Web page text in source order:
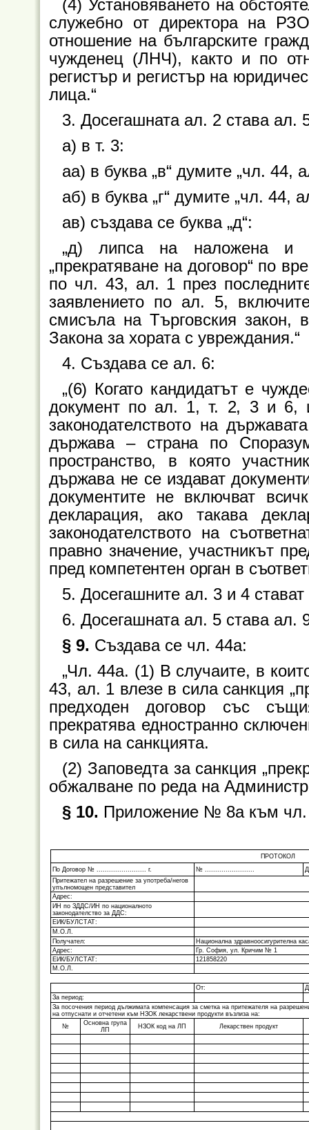
(4) Установяването на
служебно от директора на
отношение на българските
чужденец (ЛНЧ), както и по
регистър и регистър на
лица.“
3. Досегашната ал. 2 става ал.
а) в т. 3:
аа) в буква „в“ думите „чл. 44,
аб) в буква „г“ думите „чл. 44,
ав) създава се буква „д“:
„д) липса на наложена и
„прекратяване на договор“ по
по чл. 43, ал. 1 през
заявлението по ал. 5,
смисъла на Търговския закон,
Закона за хората с увреждания.“
4. Създава се ал. 6:
„(6) Когато кандидатът е
документ по ал. 1, т. 2, 3 и 6,
законодателството на
държава – страна по
пространство, в която
държава не се издават
документите не включват
декларация, ако такава
законодателството на
правно значение, участникът
пред компетентен орган в
5. Досегашните ал. 3 и 4
6. Досегашната ал. 5 става ал.
§ 9. Създава се чл. 44а:
„Чл. 44а. (1) В случаите, в
43, ал. 1 влезе в сила санкция
предходен договор със
прекратява едностранно
в сила на санкцията.
(2) Заповедта за санкция
обжалване по реда на
§ 10. Приложение № 8а към чл.
ПРОТОКОЛ
По Договор № ........................ г.
№ ........................
Притежател на разрешение за употреба/негов
упълномощен представител
Адрес:
ИН по ЗДДС/ИН по националното
законодателство за ДДС:
ЕИК/БУЛСТАТ:
М.О.Л.
Получател:
Национална здравноосигурителна
Адрес:
Гр. София, ул. Кричим № 1
ЕИК/БУЛСТАТ:
121858220
М.О.Л.
От:
За период:
За посочения период дължимата компенсация за сметка на притежателя на
на отпуснати и отчетени към НЗОК лекарствени продукти възлиза на:
№
Основна група
ЛП
НЗОК код на ЛП Лекарствен продукт